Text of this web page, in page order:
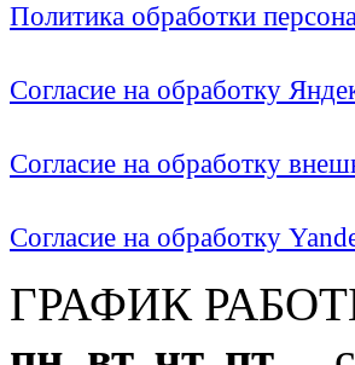
Политика обработки
Согласие на обработку
Согласие на обработку
Согласие на обработку
ГРАФИК